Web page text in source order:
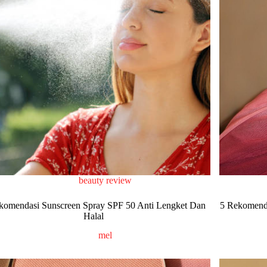
beauty review
Sunscreen Spray SPF 50 Anti Lengket Dan
Halal
mel
5